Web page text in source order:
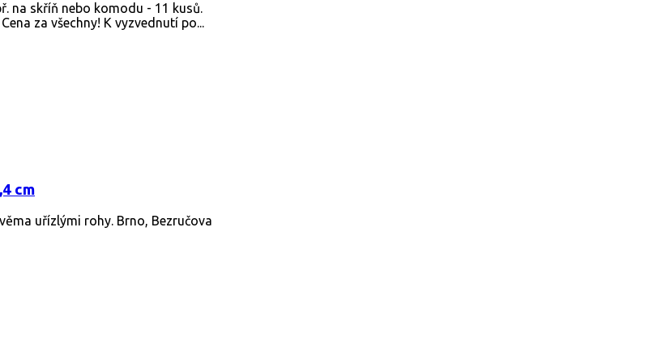
na skříň nebo komodu - 11 kusů.
za všechny! K vyzvednutí po...
cm
uřízlými rohy. Brno, Bezručova